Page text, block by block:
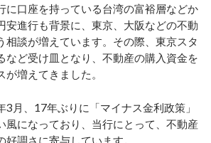
に口座を持っている台湾の富裕層などか
安進行も背景に、東京、大阪などの不動
相談が増えています。その際、東京スタ
など受け皿となり、不動産の購入資金を
増えてきました。
月、17年ぶりに「マイナス金利政策」
風になっており、当行にとって、不動産
調さに寄与しています。